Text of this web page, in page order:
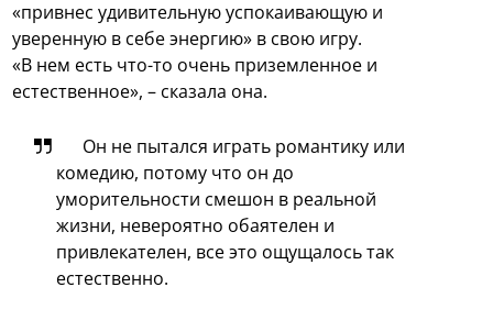
«привнес удивительную успокаивающую и
уверенную в себе энергию» в свою игру.
«В нем есть что-то очень приземленное и
естественное», – сказала она.
Он не пытался играть романтику или
комедию, потому что он до
уморительности смешон в реальной
жизни, невероятно обаятелен и
привлекателен, все это ощущалось так
естественно.